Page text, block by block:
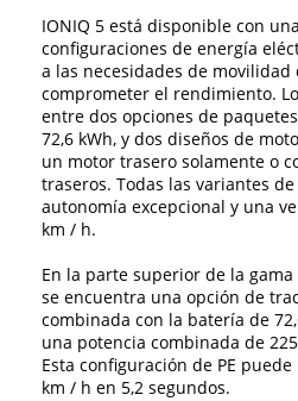
IONIQ 5 está disponible con
configuraciones de energía
a las necesidades de movilidad
comprometer el rendimiento.
entre dos opciones de
72,6 kWh, y dos diseños de
un motor trasero solamente o
traseros. Todas las variantes
autonomía excepcional y una
km / h.
En la parte superior de la
se encuentra una opción de
combinada con la batería de
una potencia combinada de
Esta configuración de PE
km / h en 5,2 segundos.